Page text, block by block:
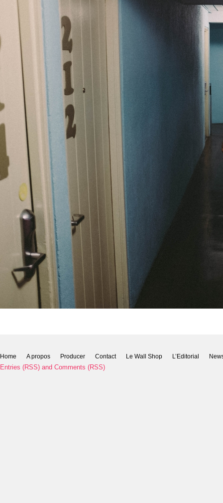
Home A propos Producer Contact Le Wall Shop L’Editorial
Entries (RSS) and Comments (RSS)